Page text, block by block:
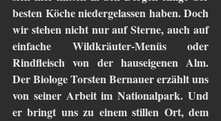
besten Köche niedergelassen haben. Doch
wir stehen nicht nur auf Sterne, auch auf
einfache Wildkräuter-Menüs oder
Rindfleisch von der hauseigenen Alm.
Der Biologe Torsten Bernauer erzählt uns
von seiner Arbeit im Nationalpark. Und
er bringt uns zu einem stillen Ort, dem